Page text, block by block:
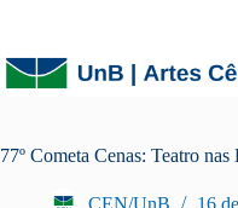
77º Cometa Cenas: Teatro